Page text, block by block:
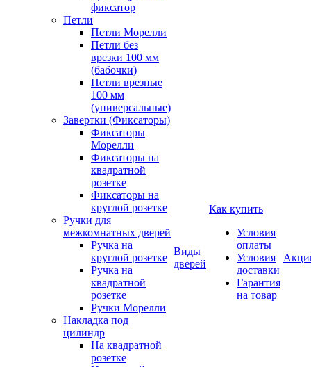
фиксатор
Петли
Петли Морелли
Петли без
врезки 100 мм
(бабочки)
Петли врезные
100 мм
(универсальные)
Завертки (Фиксаторы)
Фиксаторы
Морелли
Фиксаторы на
квадратной
розетке
Фиксаторы на
круглой розетке
Ручки для
межкомнатных дверей
Ручка на
круглой розетке
Ручка на
квадратной
розетке
Ручки Морелли
Накладка под
цилиндр
На квадратной
розетке
Виды
дверей
Как купить
Условия
оплаты
Условия
доставки
Гарантия
на товар